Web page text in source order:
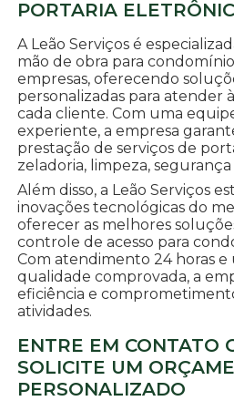
PORTARIA
A Leão Serviços é
mão de obra para
empresas, oferecendo
personalizadas para atender
cada cliente. Com uma
experiente, a empresa
prestação de serviços de
zeladoria, limpeza,
Além disso, a Leão Serviços
inovações tecnológicas do
oferecer as melhores
controle de acesso para
Com atendimento 24 horas e
qualidade comprovada, a
eficiência e
atividades.
ENTRE EM CONTATO
SOLICITE UM
PERSONALIZADO